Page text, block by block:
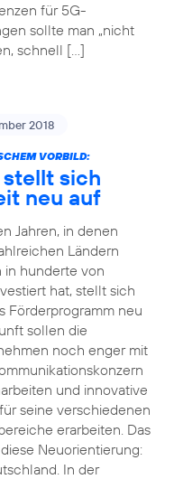
für 5G-
sollte man „nicht
schnell […]
2018
VORBILD:
sich
neu auf
Jahren, in denen
Ländern
hunderte von
hat, stellt sich
Förderprogramm neu
sollen die
noch enger mit
und innovative
seine verschiedenen
erarbeiten. Das
Neuorientierung:
In der